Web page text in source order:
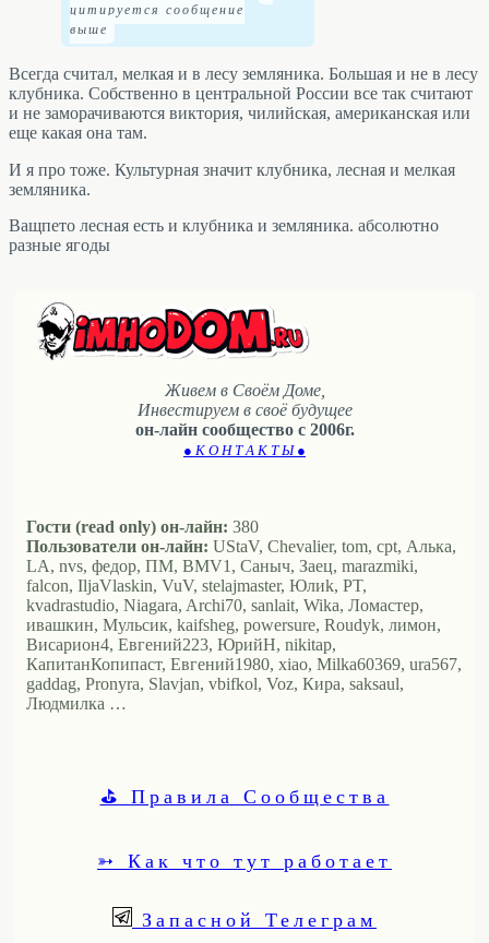
Всегда считал, мелкая и в лесу земляника. Большая и не в лесу
клубника. Собственно в центральной России все так считают
и не заморачиваются виктория, чилийская, американская или
еще какая она там.
И я про тоже. Культурная значит клубника, лесная и мелкая
земляника.
Ващпето лесная есть и клубника и земляника. абсолютно
разные ягоды
Живем в Своём Доме,
Инвестируем в своё будущее
он-лайн сообщество с 2006г.
● К О Н Т А К Т Ы ●
Гости (read only) он-лайн: 380
Пользователи он-лайн: UStaV, Chevalier, tom, cpt, Алька,
LA, nvs, федор, ПМ, BMV1, Саныч, Заец, marazmiki,
falcon, IljaVlaskin, VuV, stelajmaster, Юлиk, PT,
kvadrastudio, Niagara, Archi70, sanlait, Wika, Ломастер,
ивашкин, Мульсик, kaifsheg, powersure, Roudyk, лимон,
Висариoн4, Евгений223, ЮрийН, nikitap,
КапитанКопипаст, Евгений1980, xiao, Milka60369, ura567,
gaddag, Pronyra, Slavjan, vbifkol, Voz, Кира, saksaul,
Людмилка …
⛳ Правила Сообщества
➳ Как что тут работает
Запасной Телеграм